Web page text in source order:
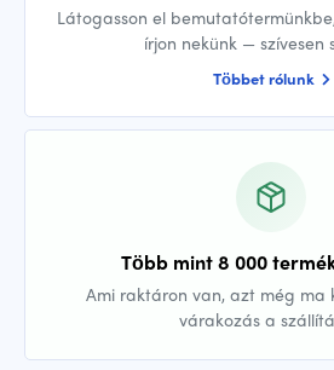
Látogasson el
írjon nekünk — szívesen
Többet rólunk
Több mint 8 000
Ami raktáron van, azt még ma
várakozás a